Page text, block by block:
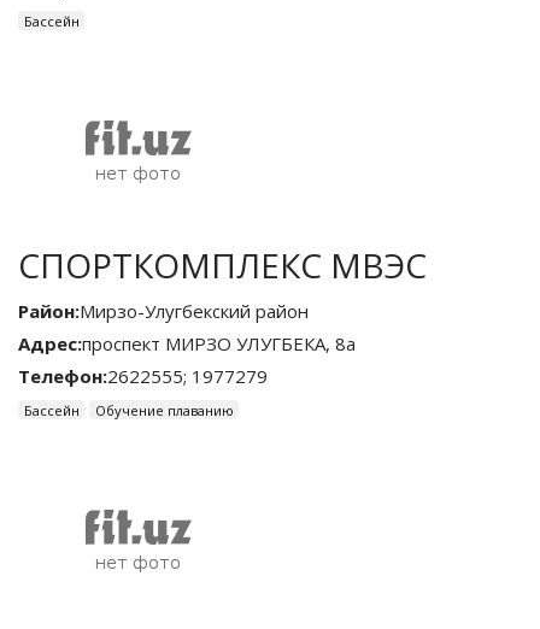
Бассейн
СПОРТКОМПЛЕКС МВЭС
Район:Мирзо-Улугбекский район
Адрес:проспект МИРЗО УЛУГБЕКА, 8а
Телефон:2622555; 1977279
Бассейн Обучение плаванию